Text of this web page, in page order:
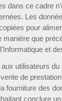
dans ce cadre
Les
pour
que
et
utilisateurs du
de
fourniture des
conclure